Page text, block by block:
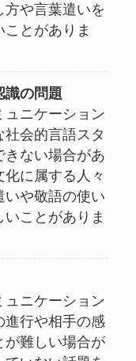
や言葉遣いを
とがありま
識の問題
ュニケーション
会的言語スタ
きない場合があ
化に属する人々
いや敬語の使い
ことがありま
ュニケーション
進行や相手の感
が難しい場合が